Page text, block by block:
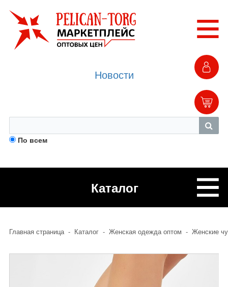
По всем
Новости
Каталог
Главная страница - Каталог - Женская одежда оптом - Женские